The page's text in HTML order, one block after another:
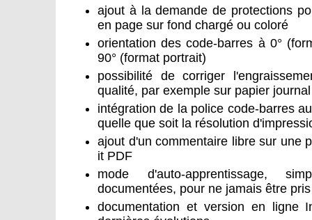
ajout à la demande de protections
en page sur fond chargé ou coloré
orientation des code-barres à 0°
90° (format portrait)
possibilité de corriger
qualité, par exemple sur papier journal
intégration de la police code-barres
quelle que soit la résolution
ajout d'un commentaire libre sur une
it PDF
mode d'auto-apprentissage,
documentées, pour ne jamais être
documentation et version en ligne